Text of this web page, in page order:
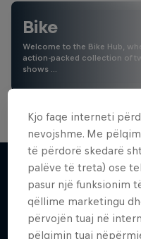
Bike
Welcome to the Bike Hub,
action-packed collection of
shows …
Më shumë si
Kjo faqe interneti
nevojshme. Me
të përdorë skedarë
palëve të treta) ose
pasur një funksionim
qëllime marketingu
përvojën tuaj në
pëlqimin tuaj